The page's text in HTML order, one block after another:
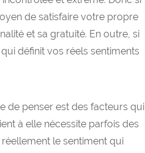
de satisfaire votre propre
et sa gratuité. En outre, si
définit vos réels sentiments
de penser est des facteurs qui
à elle nécessite parfois des
le sentiment qui